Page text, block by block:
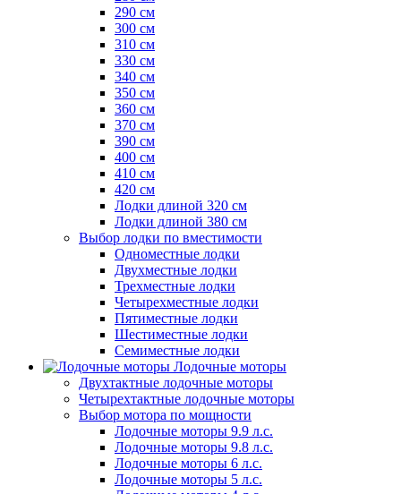
290 см
300 см
310 см
330 см
340 см
350 см
360 см
370 см
390 см
400 см
410 см
420 см
Лодки длиной 320 см
Лодки длиной 380 см
Выбор лодки по вместимости
Одноместные лодки
Двухместные лодки
Трехместные лодки
Четырехместные лодки
Пятиместные лодки
Шестиместные лодки
Семиместные лодки
Лодочные моторы
Двухтактные лодочные моторы
Четырехтактные лодочные моторы
Выбор мотора по мощности
Лодочные моторы 9.9 л.с.
Лодочные моторы 9.8 л.с.
Лодочные моторы 6 л.с.
Лодочные моторы 5 л.с.